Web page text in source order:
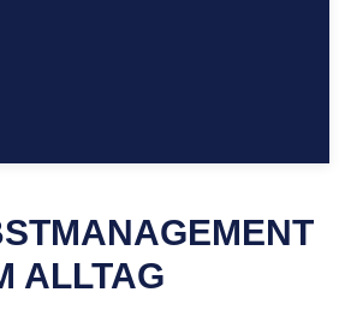
ALLTAG